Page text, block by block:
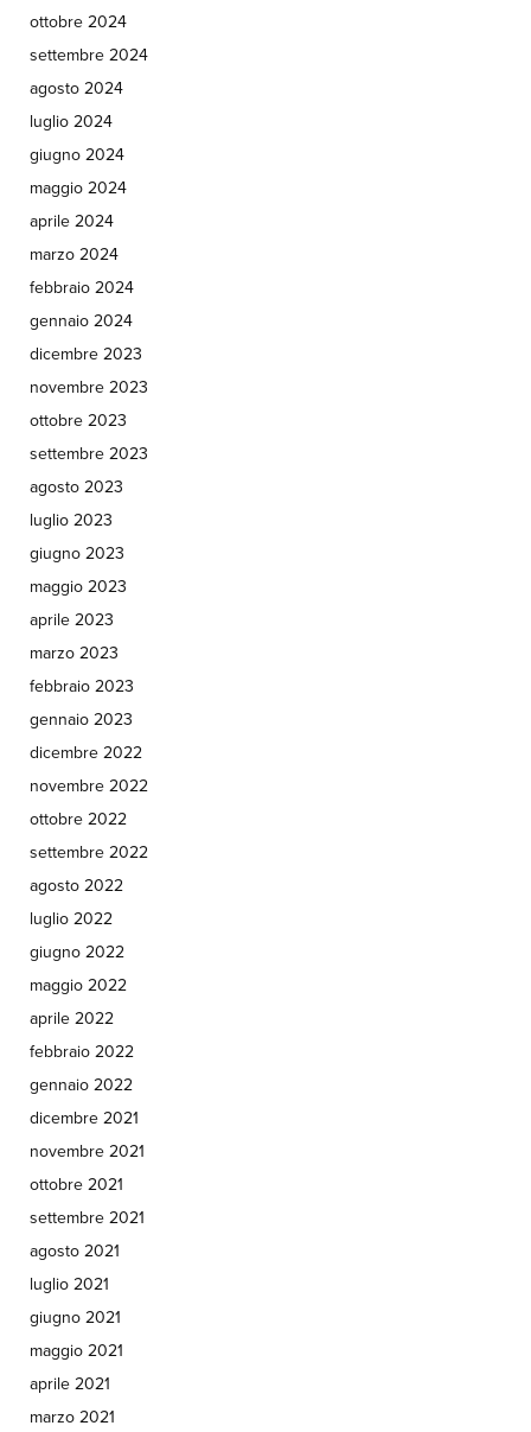
ottobre 2024
settembre 2024
agosto 2024
luglio 2024
giugno 2024
maggio 2024
aprile 2024
marzo 2024
febbraio 2024
gennaio 2024
dicembre 2023
novembre 2023
ottobre 2023
settembre 2023
agosto 2023
luglio 2023
giugno 2023
maggio 2023
aprile 2023
marzo 2023
febbraio 2023
gennaio 2023
dicembre 2022
novembre 2022
ottobre 2022
settembre 2022
agosto 2022
luglio 2022
giugno 2022
maggio 2022
aprile 2022
febbraio 2022
gennaio 2022
dicembre 2021
novembre 2021
ottobre 2021
settembre 2021
agosto 2021
luglio 2021
giugno 2021
maggio 2021
aprile 2021
marzo 2021